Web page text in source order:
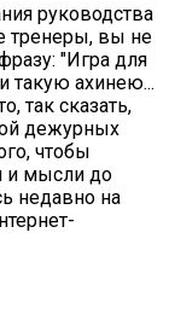
руководства
тренеры, вы не
"Игра для
такую ахинею...
так сказать,
дежурных
чтобы
и мысли до
недавно на